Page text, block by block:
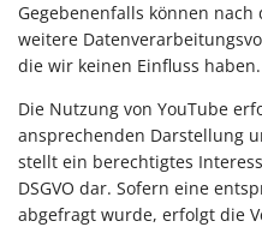
Gegebenenfalls können nach
weitere
die wir keinen Einfluss haben.
Die Nutzung von YouTube
ansprechenden Darstellung
stellt ein berechtigtes
DSGVO dar. Sofern eine
abgefragt wurde, erfolgt die